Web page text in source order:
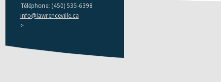
Téléphone: (450) 535-6398
info@lawrenceville.ca
>